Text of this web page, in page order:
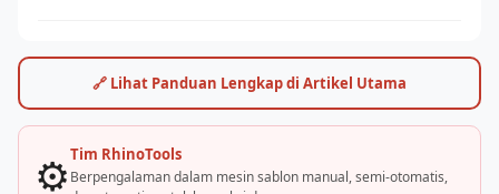
rendah. Digital printing (DTF/sublimasi) unggul untuk order
satuan, full-color, dan desain detail. Keduanya bisa saling
🔗 Lihat Panduan Lengkap di Artikel Utama
⚙️Tim RhinoTools
Berpengalaman dalam mesin sablon manual, semi-otomatis,